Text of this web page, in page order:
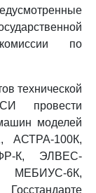
по
технической
провести
моделей
АСТРА-100К,
К, ЭЛВЕС-
6К,